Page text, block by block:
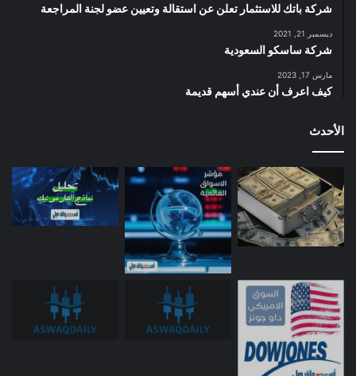
شركة باتك للاستثمار تعلن عن استقالة وتعيين عضو لجنة المراجعة
ديسمبر 21, 2021
شركة ساسكو السعودية
مارس 17, 2023
كيف اعرف أن عندي أسهم قديمة
الأحدث